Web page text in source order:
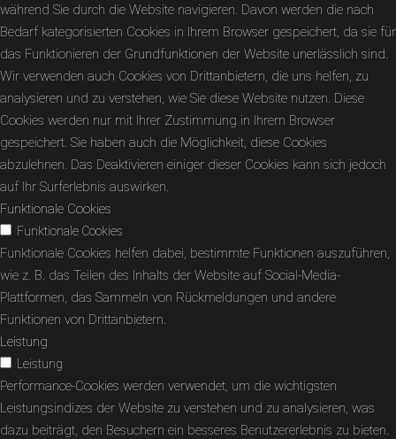
während Sie durch die Website navigieren. Davon werden die nach
Bedarf kategorisierten Cookies in Ihrem Browser gespeichert, da sie für
das Funktionieren der Grundfunktionen der Website unerlässlich sind.
Wir verwenden auch Cookies von Drittanbietern, die uns helfen, zu
analysieren und zu verstehen, wie Sie diese Website nutzen. Diese
Cookies werden nur mit Ihrer Zustimmung in Ihrem Browser
gespeichert. Sie haben auch die Möglichkeit, diese Cookies
abzulehnen. Das Deaktivieren einiger dieser Cookies kann sich jedoch
auf Ihr Surferlebnis auswirken.
Funktionale Cookies
Funktionale Cookies
Funktionale Cookies helfen dabei, bestimmte Funktionen auszuführen,
wie z. B. das Teilen des Inhalts der Website auf Social-Media-
Plattformen, das Sammeln von Rückmeldungen und andere
Funktionen von Drittanbietern.
Leistung
Leistung
Performance-Cookies werden verwendet, um die wichtigsten
Leistungsindizes der Website zu verstehen und zu analysieren, was
dazu beiträgt, den Besuchern ein besseres Benutzererlebnis zu bieten.